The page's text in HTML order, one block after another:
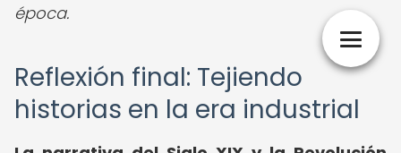
época.
Reflexión final: Tejiendo
historias en la era industrial